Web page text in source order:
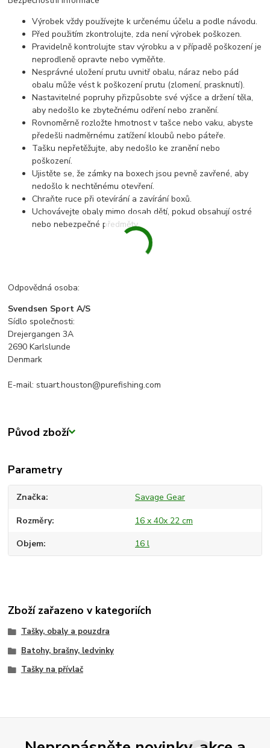
Výrobek vždy používejte k určenému účelu a podle návodu.
Před použitím zkontrolujte, zda není výrobek poškozen.
Pravidelně kontrolujte stav výrobku a v případě poškození je
neprodleně opravte nebo vyměňte.
Nesprávné uložení prutu uvnitř obalu, náraz nebo pád
obalu může vést k poškození prutu (zlomení, prasknutí).
Nastavitelné popruhy přizpůsobte své výšce a držení těla,
aby nedošlo ke zbytečnému odření nebo zranění.
Rovnoměrně rozložte hmotnost v tašce nebo vaku, abyste
předešli nadměrnému zatížení kloubů nebo páteře.
Tašku nepřetěžujte, aby nedošlo ke zranění nebo
poškození.
Ujistěte se, že zámky na boxech jsou pevně zavřené, aby
nedošlo k nechtěnému otevření.
Chraňte ruce při otevírání a zavírání boxů.
Uchovávejte obaly mimo dosah dětí, pokud obsahují ostré
nebo nebezpečné předměty.
Odpovědná osoba:
Svendsen Sport A/S
Sídlo společnosti:
Drejergangen 3A
2690 Karlslunde
Denmark
E-mail: stuart.houston@purefishing.com
Původ zboží
Parametry
Značka Savage Gear
Rozměry 16 x 40x 22 cm
Objem 16 l
Zboží zařazeno v kategoriích
Tašky, obaly a pouzdra
Batohy, brašny, ledvinky
Tašky na přívlač